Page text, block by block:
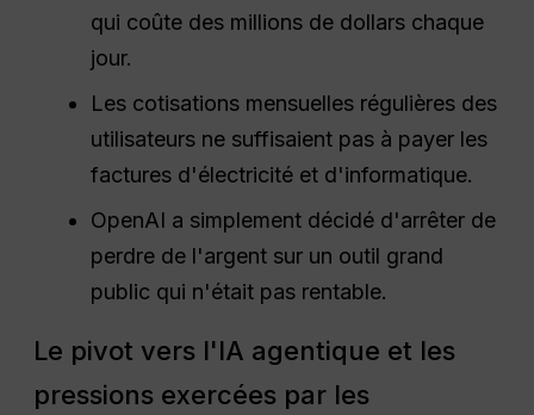
qui coûte des millions de dollars chaque
jour.
Les cotisations mensuelles régulières des
utilisateurs ne suffisaient pas à payer les
factures d'électricité et d'informatique.
OpenAI a simplement décidé d'arrêter de
perdre de l'argent sur un outil grand
public qui n'était pas rentable.
Le pivot vers l'IA agentique et les
pressions exercées par les